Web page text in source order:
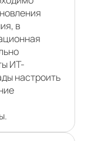
в
ИТ-
настроить